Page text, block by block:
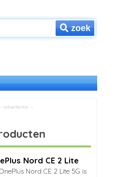
zoek
Nord CE 2 Lite
Nord CE 2 Lite 5G is